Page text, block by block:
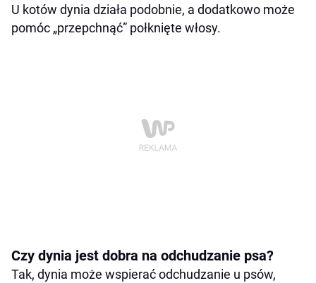
U kotów dynia działa podobnie, a dodatkowo może
pomóc „przepchnąć” połknięte włosy.
Czy dynia jest dobra na odchudzanie psa?
Tak, dynia może wspierać odchudzanie u psów,